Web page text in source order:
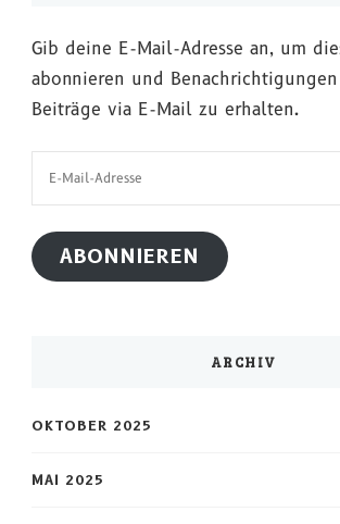
Gib deine E-Mail-Adresse an, um
abonnieren und
Beiträge via E-Mail zu erhalten.
ABONNIEREN
ARCHIV
OKTOBER 2025
MAI 2025